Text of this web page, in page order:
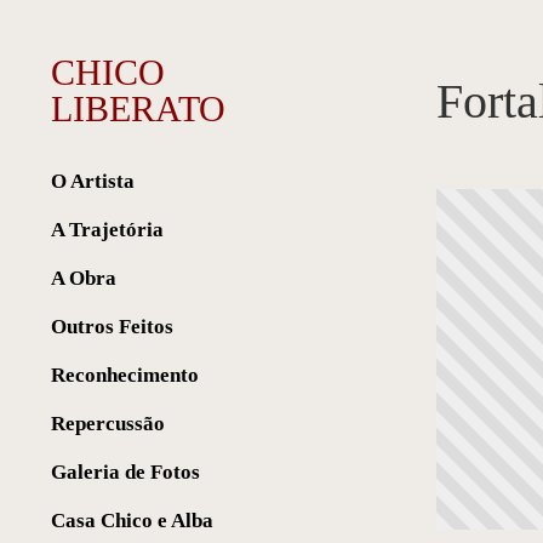
CHICO
LIBERATO
O Artista
A Trajetória
A Obra
Outros Feitos
Reconhecimento
Repercussão
Galeria de Fotos
Casa Chico e Alba